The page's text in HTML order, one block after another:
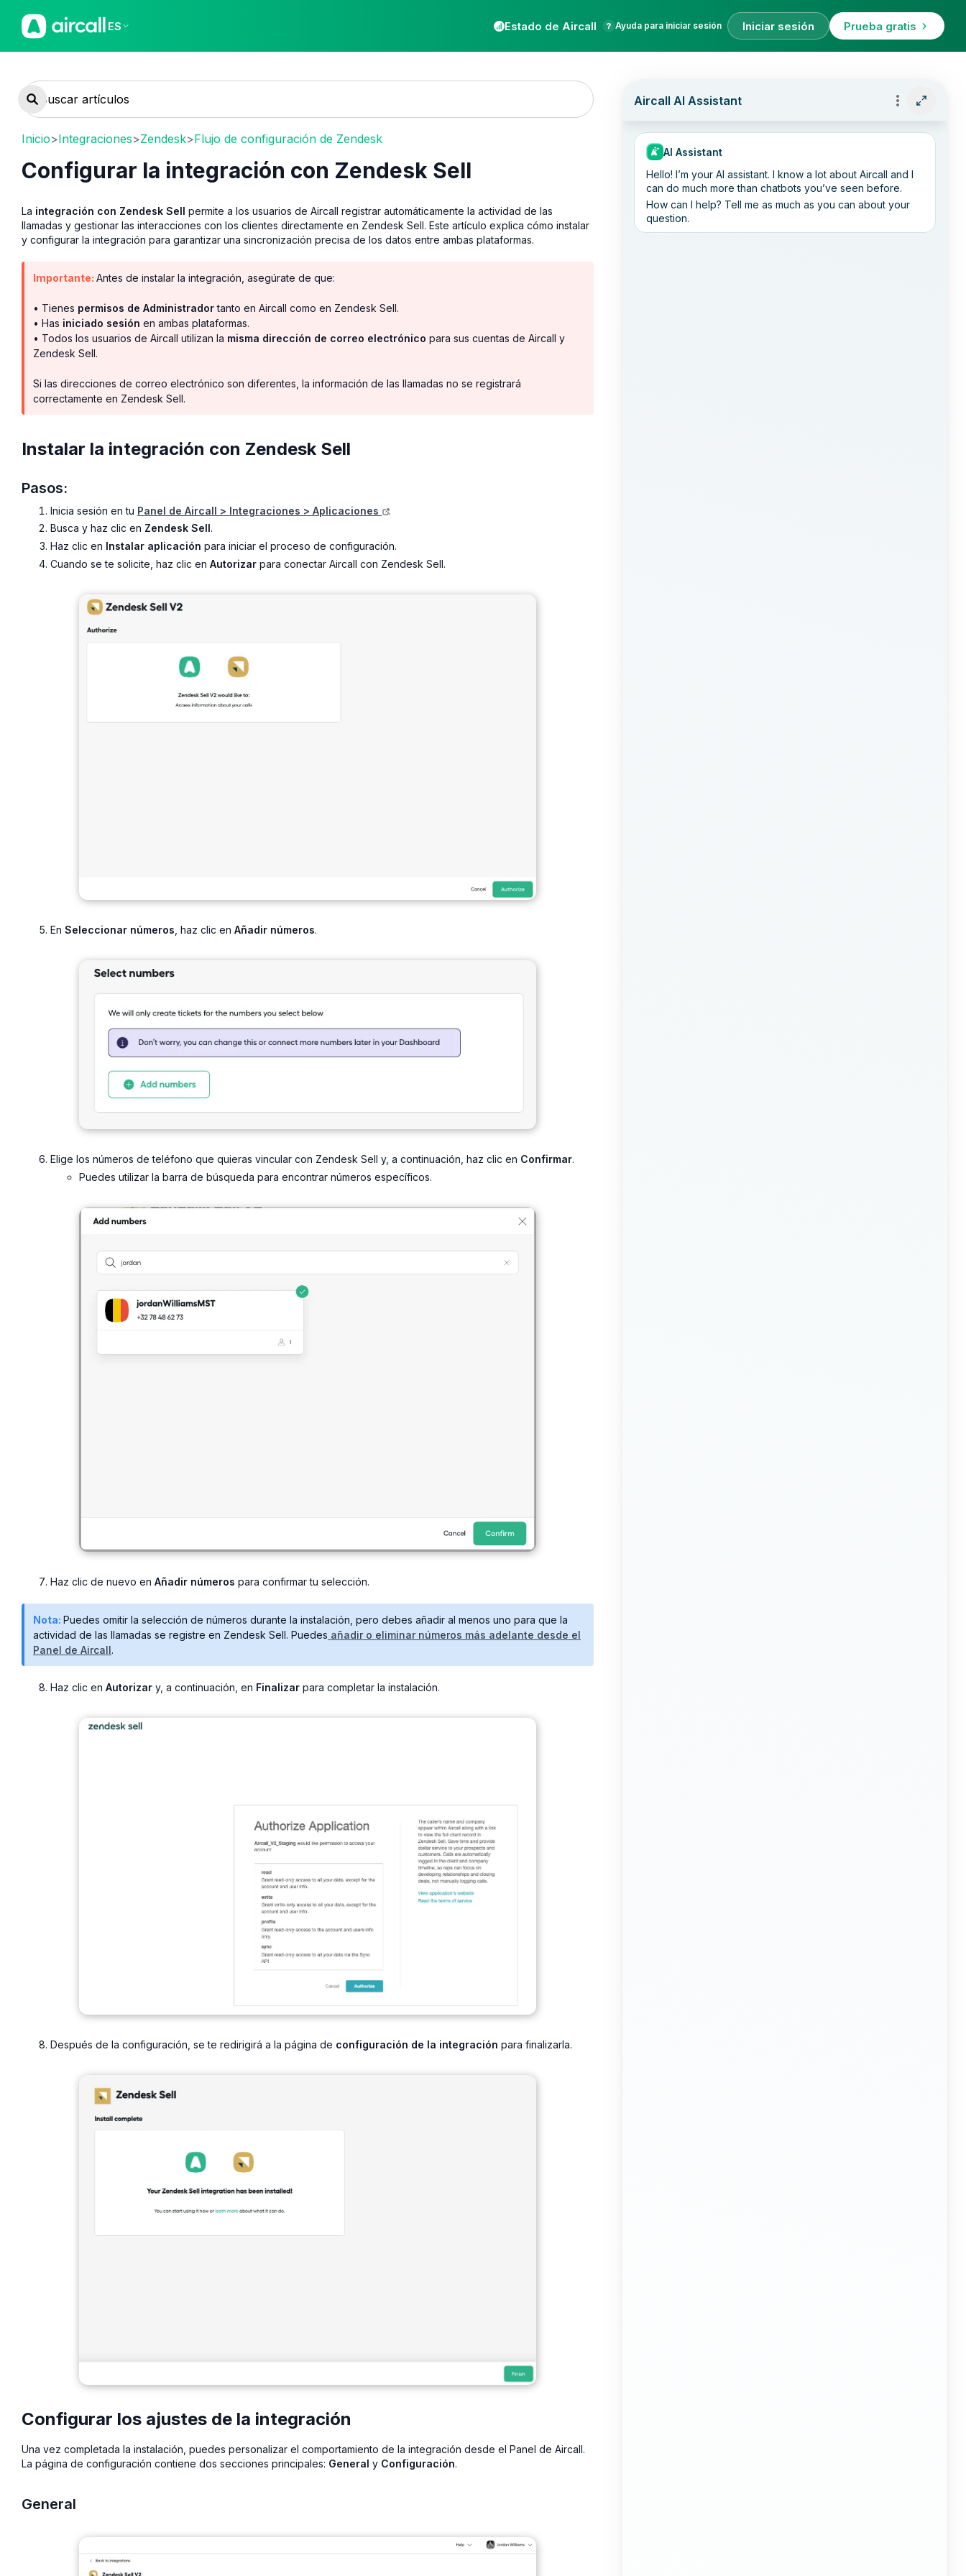
ES Estado de Aircall Ayuda para iniciar sesión Iniciar sesión Prueba gratis
Inicio>Integraciones>Zendesk>Flujo de configuración de Zendesk
Configurar la integración con Zendesk Sell
La integración con Zendesk Sell permite a los usuarios de Aircall registrar automáticamente la actividad de las
llamadas y gestionar las interacciones con los clientes directamente en Zendesk Sell. Este artículo explica cómo instalar
y configurar la integración para garantizar una sincronización precisa de los datos entre ambas plataformas.
Importante: Antes de instalar la integración, asegúrate de que:
• Tienes permisos de Administradortanto en Aircall como en Zendesk Sell.
• Has iniciado sesión en ambas plataformas.
• Todos los usuarios de Aircall utilizan la misma dirección de correo electrónico para sus cuentas de Aircall y
Zendesk Sell.
Si las direcciones de correo electrónico son diferentes, la información de las llamadas no se registrará
correctamente en Zendesk Sell.
Instalar la integración con Zendesk Sell
Pasos:
Inicia sesión en tu Panel de Aircall > Integraciones > Aplicaciones
.
Busca y haz clic en Zendesk Sell.
Haz clic en Instalar aplicación para iniciar el proceso de configuración.
Cuando se te solicite, haz clic en Autorizar para conectar Aircall con Zendesk Sell.
En Seleccionar números , haz clic en Añadir números.
Elige los números de teléfono que quieras vincular con Zendesk Sell y, a continuación, haz clic en Confirmar.
Puedes utilizar la barra de búsqueda para encontrar números específicos.
Haz clic de nuevo en Añadir números para confirmar tu selección.
Nota: Puedes omitir la selección de números durante la instalación, pero debes añadir al menos uno para que la
actividad de las llamadas se registre en Zendesk Sell. Puedes añadir o eliminar números más adelante desde el
Panel de Aircall.
Haz clic en Autorizar y, a continuación, en Finalizar para completar la instalación.
Después de la configuración, se te redirigirá a la página de configuración de la integración para finalizarla.
Configurar los ajustes de la integración
Una vez completada la instalación, puedes personalizar el comportamiento de la integración desde el Panel de Aircall.
La página de configuración contiene dos secciones principales: General y Configuración.
General